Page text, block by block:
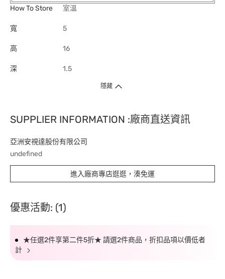
How To Store
室溫
寬 5
高 16
深 1.5
隱藏
SUPPLIER INFORMATION :廠商直送資訊
亞洲安視達股份有限公司
undefined
進入廠商專店逛逛，湊免運
優惠活動: (1)
★任選2件享第二件5折★ 請選2件商品，折扣品項以價低者
計